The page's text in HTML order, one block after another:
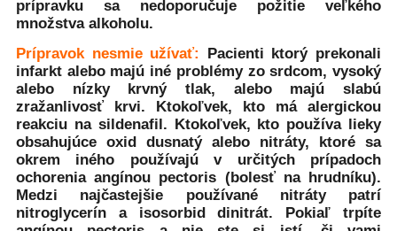
prípravku sa nedoporučuje požitie veľkého
množstva alkoholu.
Prípravok nesmie užívať:
Pacienti ktorý prekonali
infarkt alebo majú iné problémy zo srdcom, vysoký
alebo nízky krvný tlak, alebo majú slabú
zražanlivosť krvi. Ktokoľvek, kto má alergickou
reakciu na sildenafil. Ktokoľvek, kto používa lieky
obsahujúce oxid dusnatý alebo nitráty, ktoré sa
okrem iného používajú v určitých prípadoch
ochorenia angínou pectoris (bolesť na hrudníku).
Medzi najčastejšie používané nitráty patrí
nitroglycerín a isosorbid dinitrát. Pokiaľ trpíte